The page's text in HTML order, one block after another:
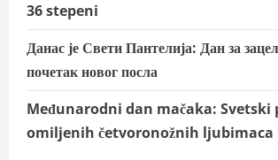
36 stepeni
Данас је Свети Пантелија: Дан за
почетак новог посла
Međunarodni dan mačaka: Svetski
omiljenih četvoronožnih ljubimaca